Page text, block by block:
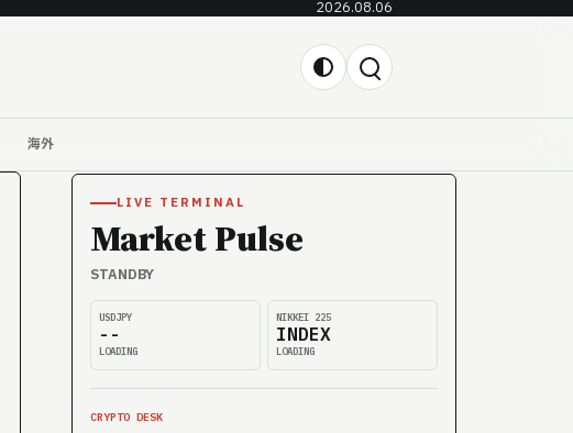
2026.08.06
海外
LIVE TERMINAL
Market Pulse
STANDBY
USDJPY
--
LOADING
NIKKEI 225
INDEX
LOADING
CRYPTO DESK